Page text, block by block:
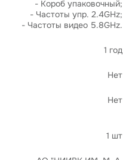
- Короб упаковочный;
- Частоты упр. 2.4GHz;
- Частоты видео 5.8GHz.
1 год
Нет
Нет
1 шт